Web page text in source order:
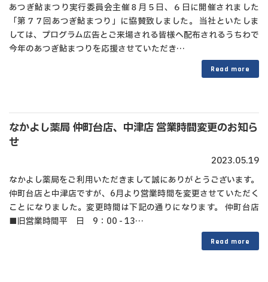
あつぎ鮎まつり実行委員会主催８月５日、６日に開催されました
「第７７回あつぎ鮎まつり」に協賛致しました。 当社といたしま
しては、プログラム広告とご来場される皆様へ配布されるうちわで
今年のあつぎ鮎まつりを応援させていただき…
Read more
なかよし薬局 仲町台店、中津店 営業時間変更のお知ら
せ
2023.05.19
なかよし薬局をご利用いただきまして誠にありがとうございます。
仲町台店と中津店ですが、6月より営業時間を変更させていただく
ことになりました。変更時間は下記の通りになります。 仲町台店
■旧営業時間平 日 9：00 - 13…
Read more